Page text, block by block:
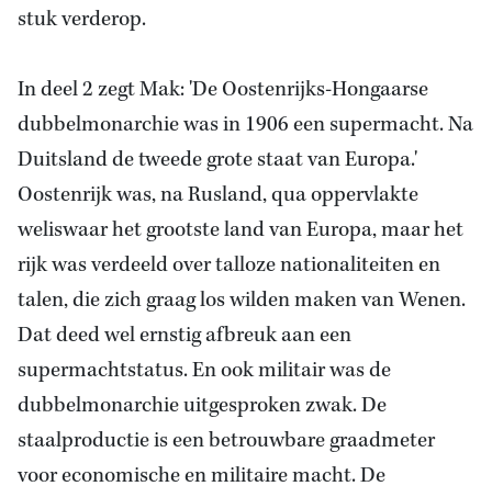
stuk verderop.
In deel 2 zegt Mak: 'De Oostenrijks-Hongaarse
dubbelmonarchie was in 1906 een supermacht. Na
Duitsland de tweede grote staat van Europa.'
Oostenrijk was, na Rusland, qua oppervlakte
weliswaar het grootste land van Europa, maar het
rijk was verdeeld over talloze nationaliteiten en
talen, die zich graag los wilden maken van Wenen.
Dat deed wel ernstig afbreuk aan een
supermachtstatus. En ook militair was de
dubbelmonarchie uitgesproken zwak. De
staalproductie is een betrouwbare graadmeter
voor economische en militaire macht. De